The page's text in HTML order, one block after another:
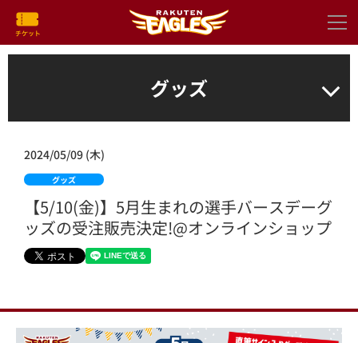
グッズ
2024/05/09 (木)
グッズ
【5/10(金)】5月生まれの選手バースデーグ
ッズの受注販売決定!@オンラインショップ